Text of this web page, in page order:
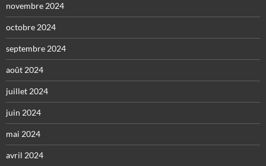
novembre 2024
octobre 2024
septembre 2024
août 2024
juillet 2024
juin 2024
mai 2024
avril 2024